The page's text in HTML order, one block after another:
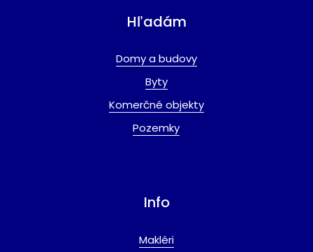
Hľadám
Domy a budovy
Byty
Komerčné objekty
Pozemky
Info
Makléri